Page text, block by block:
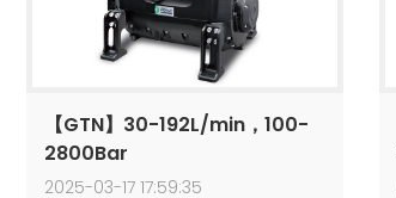
【GTN】30-192L/min，100-
2800Bar
2025-03-17 17:59:35